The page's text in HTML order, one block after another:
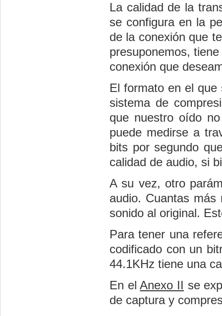
La calidad de la
se configura en la
de la conexión que
presuponemos,
conexión que
El formato en el
sistema de
que nuestro oído
puede medirse a
bits por segundo
calidad de audio, si
A su vez, otro
audio. Cuantas
sonido al original.
Para tener una
codificado con un
44.1KHz tiene una
En elAnexo II se
de captura y